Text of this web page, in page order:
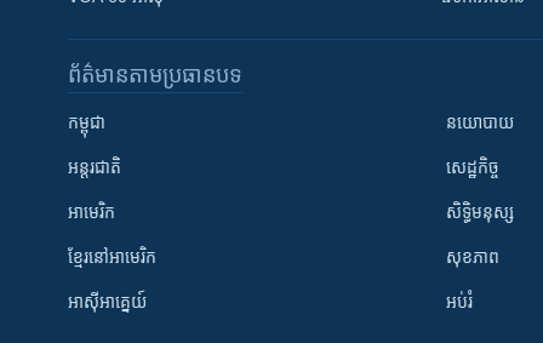
ព័ត៌មាន​តាមប្រធានបទ​
កម្ពុជា
អន្តរជាតិ
អាមេរិក
ខ្មែរ​នៅអាមេរិក
អាស៊ីអាគ្នេយ៍
នយោបាយ
សេដ្ឋកិច្ច
សិទ្ធិមនុស្ស
សុខភាព
អប់រំ